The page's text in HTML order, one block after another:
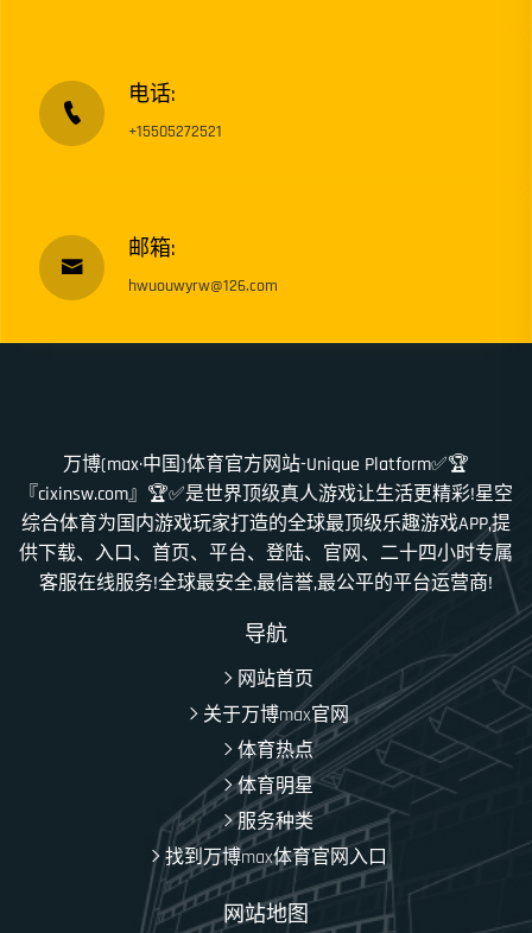
电话:
+15505272521
邮箱:
hwuouwyrw@126.com
万博(max·中国)体育官方网站-Unique Platform✅🏆
『cixinsw.com』🏆✅是世界顶级真人游戏让生活更精彩!星空
综合体育为国内游戏玩家打造的全球最顶级乐趣游戏APP,提
供下载、入口、首页、平台、登陆、官网、二十四小时专属
客服在线服务!全球最安全,最信誉,最公平的平台运营商!
导航
网站首页
关于万博max官网
体育热点
体育明星
服务种类
找到万博max体育官网入口
网站地图